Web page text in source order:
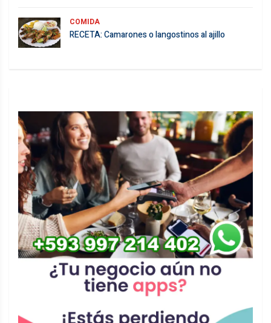
COMIDA
RECETA: Camarones o langostinos al ajillo